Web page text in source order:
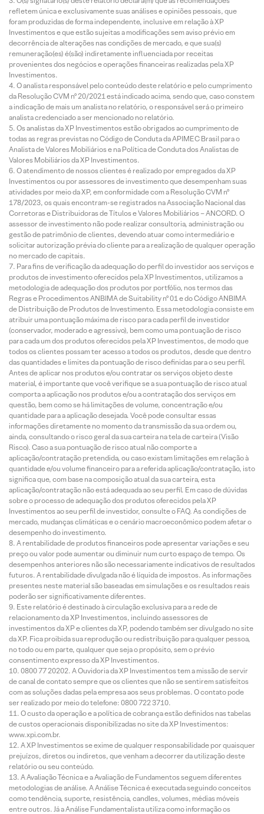
refletem única e exclusivamente suas análises e opiniões pessoais, que
foram produzidas de forma independente, inclusive em relação à XP
Investimentos e que estão sujeitas a modificações sem aviso prévio em
decorrência de alterações nas condições de mercado, e que sua(s)
remuneração(es) é(são) indiretamente influenciada por receitas
provenientes dos negócios e operações financeiras realizadas pela XP
Investimentos.
O analista responsável pelo conteúdo deste relatório e pelo cumprimento
da Resolução CVM nº 20/2021 está indicado acima, sendo que, caso constem
a indicação de mais um analista no relatório, o responsável será o primeiro
analista credenciado a ser mencionado no relatório.
Os analistas da XP Investimentos estão obrigados ao cumprimento de
todas as regras previstas no Código de Conduta da APIMEC Brasil para o
Analista de Valores Mobiliários e na Política de Conduta dos Analistas de
Valores Mobiliários da XP Investimentos.
O atendimento de nossos clientes é realizado por empregados da XP
Investimentos ou por assessores de investimento que desempenham suas
atividades por meio da XP, em conformidade com a Resolução CVM nº
178/2023, os quais encontram-se registrados na Associação Nacional das
Corretoras e Distribuidoras de Títulos e Valores Mobiliários – ANCORD. O
assessor de investimento não pode realizar consultoria, administração ou
gestão de patrimônio de clientes, devendo atuar como intermediário e
solicitar autorização prévia do cliente para a realização de qualquer operação
no mercado de capitais.
Para fins de verificação da adequação do perfil do investidor aos serviços e
produtos de investimento oferecidos pela XP Investimentos, utilizamos a
metodologia de adequação dos produtos por portfólio, nos termos das
Regras e Procedimentos ANBIMA de Suitability nº 01 e do Código ANBIMA
de Distribuição de Produtos de Investimento. Essa metodologia consiste em
atribuir uma pontuação máxima de risco para cada perfil de investidor
(conservador, moderado e agressivo), bem como uma pontuação de risco
para cada um dos produtos oferecidos pela XP Investimentos, de modo que
todos os clientes possam ter acesso a todos os produtos, desde que dentro
das quantidades e limites da pontuação de risco definidas para o seu perfil.
Antes de aplicar nos produtos e/ou contratar os serviços objeto deste
material, é importante que você verifique se a sua pontuação de risco atual
comporta a aplicação nos produtos e/ou a contratação dos serviços em
questão, bem como se há limitações de volume, concentração e/ou
quantidade para a aplicação desejada. Você pode consultar essas
informações diretamente no momento da transmissão da sua ordem ou,
ainda, consultando o risco geral da sua carteira na tela de carteira (Visão
Risco). Caso a sua pontuação de risco atual não comporte a
aplicação/contratação pretendida, ou caso existam limitações em relação à
quantidade e/ou volume financeiro para a referida aplicação/contratação, isto
significa que, com base na composição atual da sua carteira, esta
aplicação/contratação não está adequada ao seu perfil. Em caso de dúvidas
sobre o processo de adequação dos produtos oferecidos pela XP
Investimentos ao seu perfil de investidor, consulte o FAQ. As condições de
mercado, mudanças climáticas e o cenário macroeconômico podem afetar o
desempenho do investimento.
A rentabilidade de produtos financeiros pode apresentar variações e seu
preço ou valor pode aumentar ou diminuir num curto espaço de tempo. Os
desempenhos anteriores não são necessariamente indicativos de resultados
futuros. A rentabilidade divulgada não é líquida de impostos. As informações
presentes neste material são baseadas em simulações e os resultados reais
poderão ser significativamente diferentes.
Este relatório é destinado à circulação exclusiva para a rede de
relacionamento da XP Investimentos, incluindo assessores de
investimentos da XP e clientes da XP, podendo também ser divulgado no site
da XP. Fica proibida sua reprodução ou redistribuição para qualquer pessoa,
no todo ou em parte, qualquer que seja o propósito, sem o prévio
consentimento expresso da XP Investimentos.
0800 77 20202. A Ouvidoria da XP Investimentos tem a missão de servir
de canal de contato sempre que os clientes que não se sentirem satisfeitos
com as soluções dadas pela empresa aos seus problemas. O contato pode
ser realizado por meio do telefone: 0800 722 3710.
O custo da operação e a política de cobrança estão definidos nas tabelas
de custos operacionais disponibilizadas no site da XP Investimentos:
www.xpi.com.br.
A XP Investimentos se exime de qualquer responsabilidade por quaisquer
prejuízos, diretos ou indiretos, que venham a decorrer da utilização deste
relatório ou seu conteúdo.
A Avaliação Técnica e a Avaliação de Fundamentos seguem diferentes
metodologias de análise. A Análise Técnica é executada seguindo conceitos
como tendência, suporte, resistência, candles, volumes, médias móveis
entre outros. Já a Análise Fundamentalista utiliza como informação os